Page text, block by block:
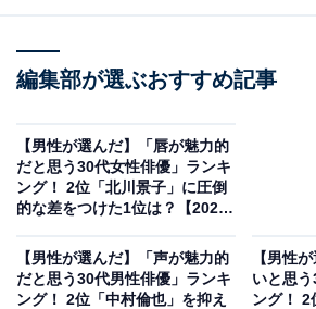
圧倒的な演技力に加え、『コクリコ
シング』などでは声の出演も果たし
が魅力です。
回答者コメント
「明るい役の時の弾けるような声
年見せるシリアスな役どころでの
編集部が選ぶおすすめ記事
【男性が選んだ】「唇が魅力的
だと思う30代女性俳優」ランキ
ング！ 2位「北川景子」に圧倒
的な差をつけた1位は？【2026
【男性が選んだ】「声が魅力的
だと思う30代男性俳優」ランキ
ング！ 2位「中村倫也」を抑え
【男性
いと思
ング！ 2